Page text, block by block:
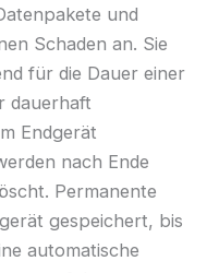
und
Schaden an. Sie
für die Dauer einer
dauerhaft
Endgerät
nach Ende
Permanente
gespeichert, bis
automatische